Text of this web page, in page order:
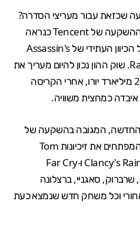
שכזאת עבור מעריצי הסדרה?
לא כל כך ידוע בשלב זה, אבל ההשקעה של Tencent כנראה
נותנת לה מידה של השפעה על הכיוון העתידי של Assassin's
Creed, Far Cry ו-Rainbow Six. שוק ההון נכון להיום מעריך את
שוויה של יוביסופט בבורסה בכ-2 מיליארד יורו, אחרי הקריסה
כמחצית משוויה.
החדשה, המגובה בהשקעה של
Tencent, תכלול את הצוותים המפתחים את זיכיונות Tom
Clancy's Rainbow Six, Assassin's Creed ו-Far Cry
שרברוק, סאגניי, ברצלונה
וכל משחק חדש שנמצא כעת